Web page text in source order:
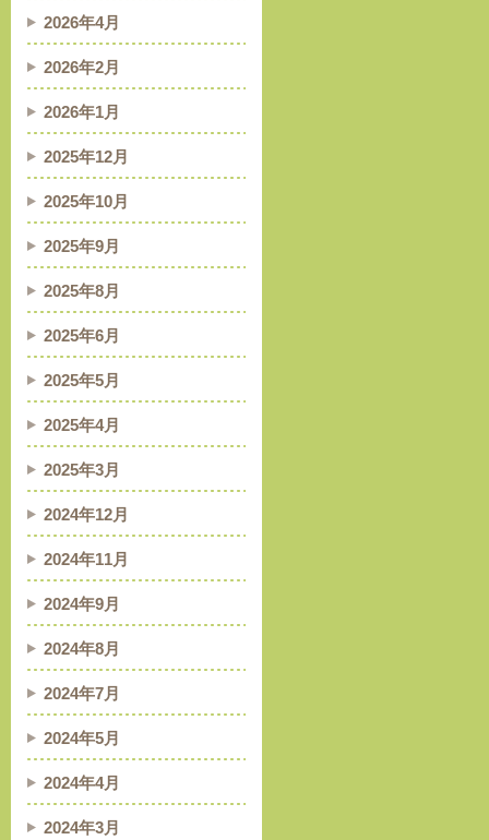
2026年4月
2026年2月
2026年1月
2025年12月
2025年10月
2025年9月
2025年8月
2025年6月
2025年5月
2025年4月
2025年3月
2024年12月
2024年11月
2024年9月
2024年8月
2024年7月
2024年5月
2024年4月
2024年3月